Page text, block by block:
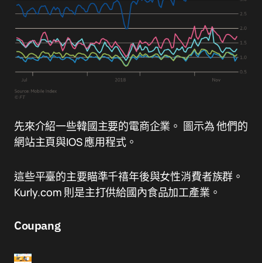
先來介紹一些韓國主要的電商企業。 圖示為 他們的
網站主頁與IOS 應用程式。
這些平臺的主要瞄準千禧年後與女性消費者族群。
Kurly.com 則是主打供給國內食品加工產業。
Coupang